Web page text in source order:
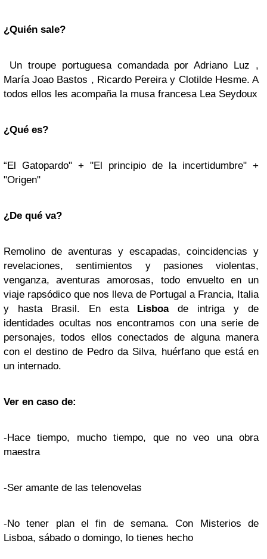
¿Quién sale?
Un troupe portuguesa comandada por Adriano Luz ,
María Joao Bastos , Ricardo Pereira y Clotilde Hesme. A
todos ellos les acompaña la musa francesa Lea Seydoux
¿Qué es?
“El Gatopardo" + "El principio de la incertidumbre" +
"Origen"
¿De qué va?
Remolino de aventuras y escapadas, coincidencias y
revelaciones, sentimientos y pasiones violentas,
venganza, aventuras amorosas, todo envuelto en un
viaje rapsódico que nos lleva de Portugal a Francia, Italia
y hasta Brasil. En esta Lisboade intriga y de
identidades ocultas nos encontramos con una serie de
personajes, todos ellos conectados de alguna manera
con el destino de Pedro da Silva, huérfano que está en
un internado.
Ver en caso de:
-Hace tiempo, mucho tiempo, que no veo una obra
maestra
-Ser amante de las telenovelas
-No tener plan el fin de semana. Con Misterios de
Lisboa, sábado o domingo, lo tienes hecho